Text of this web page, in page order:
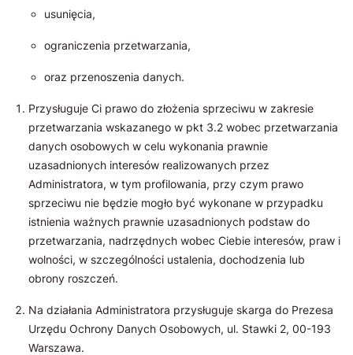
usunięcia,
ograniczenia przetwarzania,
oraz przenoszenia danych.
Przysługuje Ci prawo do złożenia sprzeciwu w zakresie
przetwarzania wskazanego w pkt 3.2 wobec przetwarzania
danych osobowych w celu wykonania prawnie
uzasadnionych interesów realizowanych przez
Administratora, w tym profilowania, przy czym prawo
sprzeciwu nie będzie mogło być wykonane w przypadku
istnienia ważnych prawnie uzasadnionych podstaw do
przetwarzania, nadrzędnych wobec Ciebie interesów, praw i
wolności, w szczególności ustalenia, dochodzenia lub
obrony roszczeń.
Na działania Administratora przysługuje skarga do Prezesa
Urzędu Ochrony Danych Osobowych, ul. Stawki 2, 00-193
Warszawa.